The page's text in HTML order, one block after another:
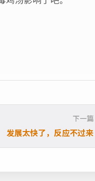
下一篇
发展太快了，反应不过来